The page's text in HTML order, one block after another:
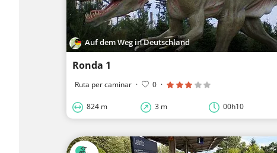
Auf dem Weg in Deutschland
Ronda 1
Ruta per caminar · 0 ·
824 m 3 m 00h10